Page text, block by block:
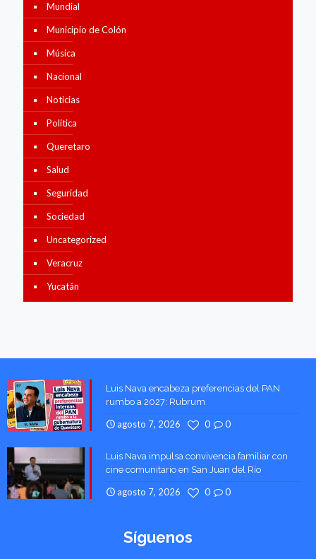
Mundial
Municipio de Colón
Música
Nacional
Noticias
Politica
Queretaro
Salud
Seguridad
Sociedad
Uncategorized
Veracruz
Yucatán
Luis Nava encabeza preferencias del PAN
rumbo a 2027: Rubrum
agosto 7, 2026 0
0
Luis Nava impulsa convivencia familiar con
cine comunitario en San Juan del Río
agosto 7, 2026 0
0
Síguenos